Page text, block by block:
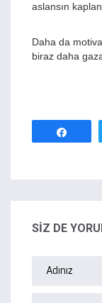
aslansın
Daha da
biraz daha
SİZ DE